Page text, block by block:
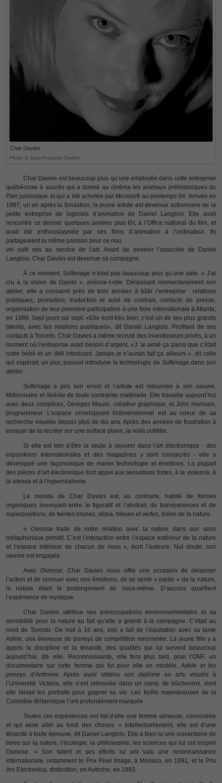
Char Davies.
Photo © Jean-François Gratton
Char Davies est beaucoup plus qu’une employée dans cette entreprise
québécoise à succès qui a donné au cinéma les animaux préhistoriques du
Parc jurassique et qui a été achetée par Microsoft au printemps 94. Arrivée en
1987, un an après la fondation, la jeune artiste est devenue actionnaire de la
petite entreprise de logiciels d’animation de Daniel Langlois. Elle avait
rencontré ce dernier quelques années plus tôt, à l’Office national du film, et
avait été enthousiasmée par ses films d’animation à l’ordinateur. Ils
partageaient la même passion pour ce nou
vel outil mis au service de l’art. Avant de devenir l’associée de Daniel
Langlois, Char Davies est devenue sa compagne.
À ce moment, Softimage n’était pas beaucoup plus qu’une idée. « J’ai
cru à la vision de Daniel », précise-t-elle. Délaissant momentanément son
atelier, elle a consacré près de trois années à bâtir l’entreprise : relations
publiques, promotion, traduction et suivi de contrats, contacts de presse,
organisation de leur première participation à une foire internationale à Atlanta,
en 1988. Sept jours sur sept. «Elle écrit très bien, c’est un de ses plus grands
talents, avec les relations publiques», dit Daniel Langlois. Profitant de ses
contacts à Toronto, Char Davies a même recruté des investisseurs privés, à un
moment où l’entreprise avait besoin d’argent. «J ’ai aimé ça parce que c’était
notre bébé et un défi intoxicant. Jamais je n’aurais fait ça ailleurs », dit celle
qui espérait, un jour, pouvoir introduire la technologie de Softimage dans son
atelier.
Softimage a pris son envol et l’artiste est retournée à son oeuvre.
Millionnaire et libérée de toute contrainte matérielle. Elle travaille aujourd’hui
avec deux complices, Georges Mauro, créateur graphique, et John Harrison,
programmeur. L’espace enveloppant tridimensionnel est au coeur de sa
recherche visuelle depuis plus de dix ans. Après des années de frustration à
essayer de la recréer sur une surface plane, la voilà outillée.
Si elle est loin d’être la seule à oeuvrer dans l’art électronique - des
expositions internationales et des magazines y sont consacrés - elle a
développé une façonunique de marier technologie et émotions. La plupart
des pièces d’art électronique font appel aux sensations fortes, à la violence, à
la vitesse et à l’hyperréalisme.
Le monde de Char Davies est, au contraire, habité de formes
organiques louvoyant entre le figuratif et l’abstrait, de transparences et de
superpositions, de teintes brunes, sépia, bleues et vertes, tirées de la nature.
« Osmose traite de notre relation avec la nature dans son sens
métaphorique primitif. C’est l’interaction entre l’espace extérieur de la nature
et l’espace intérieur de chacun de nous », écrit l’auteure. Nul doute, son
oeuvre est engagée.
AvecOsmose, Char Davies nous offre une occasion de délaisser
l’action et de renouer avec nos émotions, de se sentir « partie » de la nature,
la nature étant le prolongement de nous-même. D’aucuns qualifient
l’expérience de mystique.
Char Davies attribue ses préoccupations environnementales et sa
sensibilité pour la nature au fait qu’elle a grandi à la campagne. C’était au
nord de Toronto. De huit à 16 ans, elle a fait de l’équitation avec sa tante
Adèle, une éleveuse de poneys de compétition renommée. La jeune fille y a
appris la discipline et la ténacité, des qualités qui lui servent beaucoup
aujourd’hui, dit- elle. Reconnaissante, elle fera plus tard, pour l’ONF, un
documentaire sur cette femme qui fut pour elle un modèle,Adèle et les
poneys d’Ardmore. Après avoir obtenu son diplôme en arts visuels à
l’Université Victoria, elle s’est retrouvée dans un camp de bûcherons, dont
elle faisait les portraits pour gagner sa vie. Les forêts majestueuses de la
Colombie-Britannique l’ont profondément marquée.
Toutes ces expériences ont fait d’elle une femme sérieuse, concentrée
et qui aime aller au fond des choses. « Intellectuellement, elle est d’une
ténacité à toute épreuve, dit Daniel Langlois. Elle a bien lu une soixantaine de
livres sur la nature, l’écologie, la philosophie, les sciences qui lui ont inspiré
Osmose. » Son talent et ses efforts lui ont valu une reconnaissance
internationale, notamment le Prix Pixel Image, à Monaco, en 1991, et le Prix
Ars Electronica, distinction, en Autriche, en 1993.